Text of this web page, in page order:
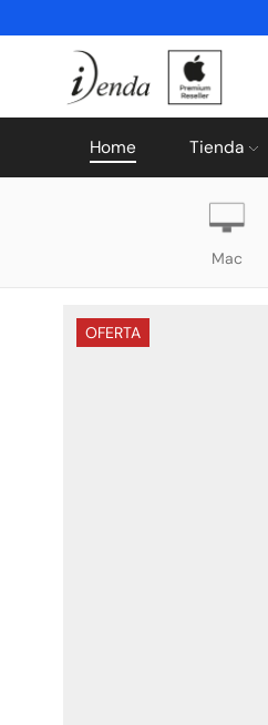
Home Tienda
Mac
OFERTA